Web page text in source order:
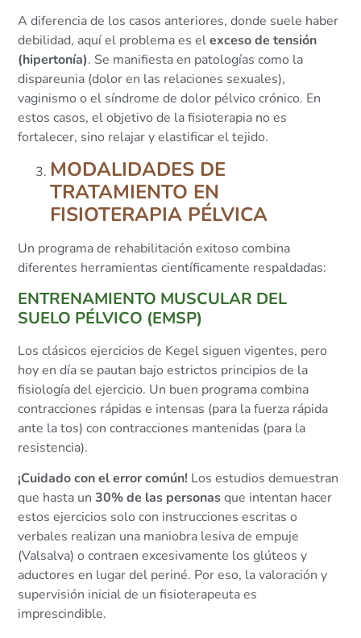
A diferencia de los casos anteriores, donde suele haber
debilidad, aquí el problema es elexceso de tensión
(hipertonía). Se manifiesta en patologías como la
dispareunia (dolor en las relaciones sexuales),
vaginismo o el síndrome de dolor pélvico crónico. En
estos casos, el objetivo de la fisioterapia no es
fortalecer, sino relajar y elastificar el tejido.
MODALIDADES DE
TRATAMIENTO EN
FISIOTERAPIA PÉLVICA
Un programa de rehabilitación exitoso combina
diferentes herramientas científicamente respaldadas:
ENTRENAMIENTO MUSCULAR DEL
SUELO PÉLVICO (EMSP)
Los clásicos ejercicios de Kegel siguen vigentes, pero
hoy en día se pautan bajo estrictos principios de la
fisiología del ejercicio. Un buen programa combina
contracciones rápidas e intensas (para la fuerza rápida
ante la tos) con contracciones mantenidas (para la
resistencia).
¡Cuidado con el error común! Los estudios demuestran
que hasta un30% de las personasque intentan hacer
estos ejercicios solo con instrucciones escritas o
verbales realizan una maniobra lesiva de empuje
(Valsalva) o contraen excesivamente los glúteos y
aductores en lugar del periné. Por eso, la valoración y
supervisión inicial de un fisioterapeuta es
imprescindible.